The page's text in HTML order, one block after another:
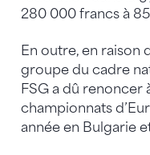
280 000 francs à
En outre, en raison
groupe du cadre
FSG a dû renoncer
championnats
année en Bulgarie